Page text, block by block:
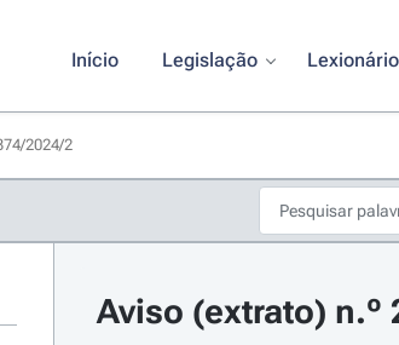
Início Legislação Lexionário
2024/2
Aviso (extrato) n.º